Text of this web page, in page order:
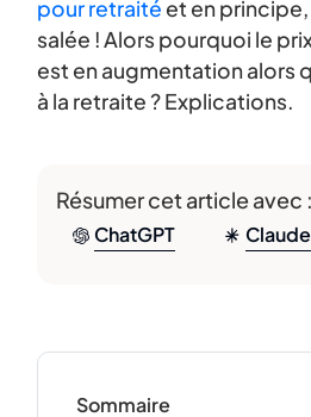
pour retraité et en
salée ! Alors pourquoi le
est en augmentation alors
à la retraite ? Explications.
Résumer cet article avec :
ChatGPT Claude
Sommaire